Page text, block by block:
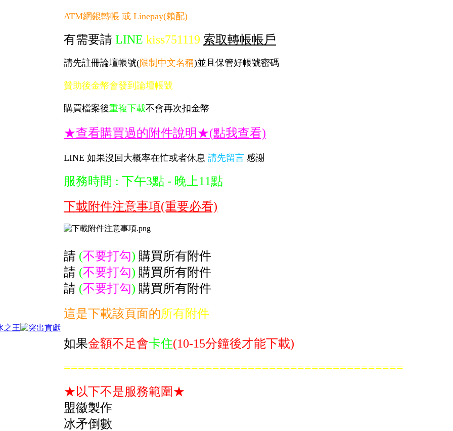
ATM網銀轉帳 或 Linepay(賴配)
有需要請 LINE kiss751119 索取轉帳帳戶
請先註冊論壇帳號(限制中文名稱)並且保管好帳號密碼
贊助後金幣會發到論壇帳號
購買檔案後重複下載不會再次扣金幣
★查看購買過的附件說明★(點我查看)
LINE 如果沒回大概率在忙或者休息 請先留言 感謝
服務時間 : 下午3點 - 晚上11點
下載附件注意事項(重要必看)
請 (不要打勾) 購買所有附件
請 (不要打勾) 購買所有附件
請 (不要打勾) 購買所有附件
這是下載該頁面的所有附件
如果金額不足會卡住(10-15分鐘後才能下載)
================================================
★以下不是服務範圍★
盟徽製作
冰矛倒數